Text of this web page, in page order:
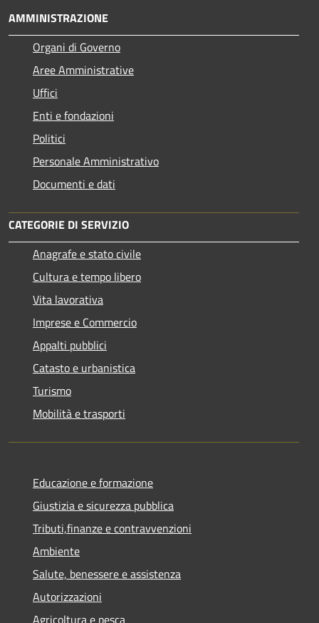
AMMINISTRAZIONE
Organi di Governo
Aree Amministrative
Uffici
Enti e fondazioni
Politici
Personale Amministrativo
Documenti e dati
CATEGORIE DI SERVIZIO
Anagrafe e stato civile
Cultura e tempo libero
Vita lavorativa
Imprese e Commercio
Appalti pubblici
Catasto e urbanistica
Turismo
Mobilità e trasporti
Educazione e formazione
Giustizia e sicurezza pubblica
Tributi,finanze e contravvenzioni
Ambiente
Salute, benessere e assistenza
Autorizzazioni